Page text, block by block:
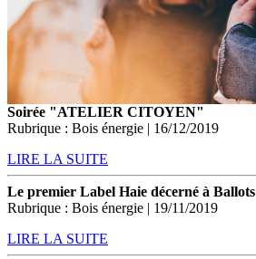
Soirée "ATELIER CITOYEN"
Rubrique : Bois énergie | 16/12/2019
LIRE LA SUITE
Le premier Label Haie décerné à Ballots
Rubrique : Bois énergie | 19/11/2019
LIRE LA SUITE